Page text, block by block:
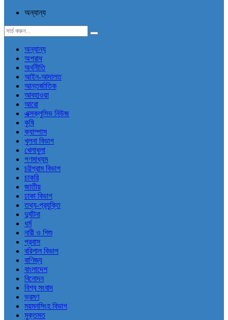
অন্যান্য
অন্যান্য
অপরাধ
অর্থনীতি
আইন-আদালত
আন্তর্জাতিক
আবহাওয়া
আরো
এক্সক্লুসিভ নিউজ
কৃষি
ক্যাম্পাস
খুলনা বিভাগ
খেলাধুলা
গণমাধ্যম
চট্টগ্রাম বিভাগ
চাকরি
জাতীয়
ঢাকা বিভাগ
তথ্য-প্রযুক্তি
দুর্ঘটনা
ধর্ম
নারী ও শিশু
প্রবাস
বরিশাল বিভাগ
বাণিজ্য
বাংলাদেশ
বিনোদন
বিশ্ব সংবাদ
ভ্রমণ
ময়মনসিংহ বিভাগ
মুক্তমত